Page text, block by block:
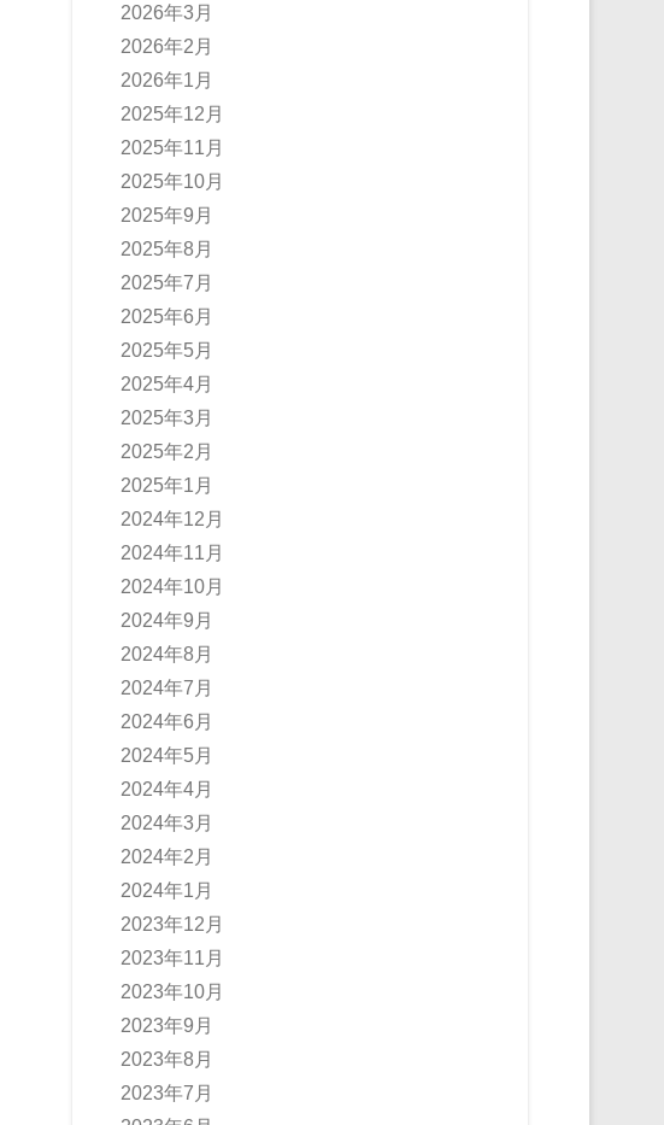
2026年3月
2026年2月
2026年1月
2025年12月
2025年11月
2025年10月
2025年9月
2025年8月
2025年7月
2025年6月
2025年5月
2025年4月
2025年3月
2025年2月
2025年1月
2024年12月
2024年11月
2024年10月
2024年9月
2024年8月
2024年7月
2024年6月
2024年5月
2024年4月
2024年3月
2024年2月
2024年1月
2023年12月
2023年11月
2023年10月
2023年9月
2023年8月
2023年7月